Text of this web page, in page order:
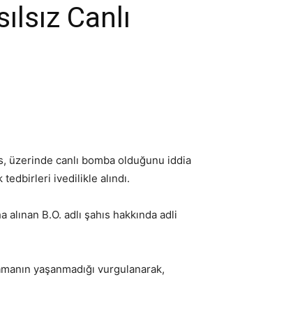
Canlı
üzerinde canlı bomba olduğunu iddia
ivedilikle alındı.
B.O. adlı şahıs hakkında adli
yaşanmadığı vurgulanarak,